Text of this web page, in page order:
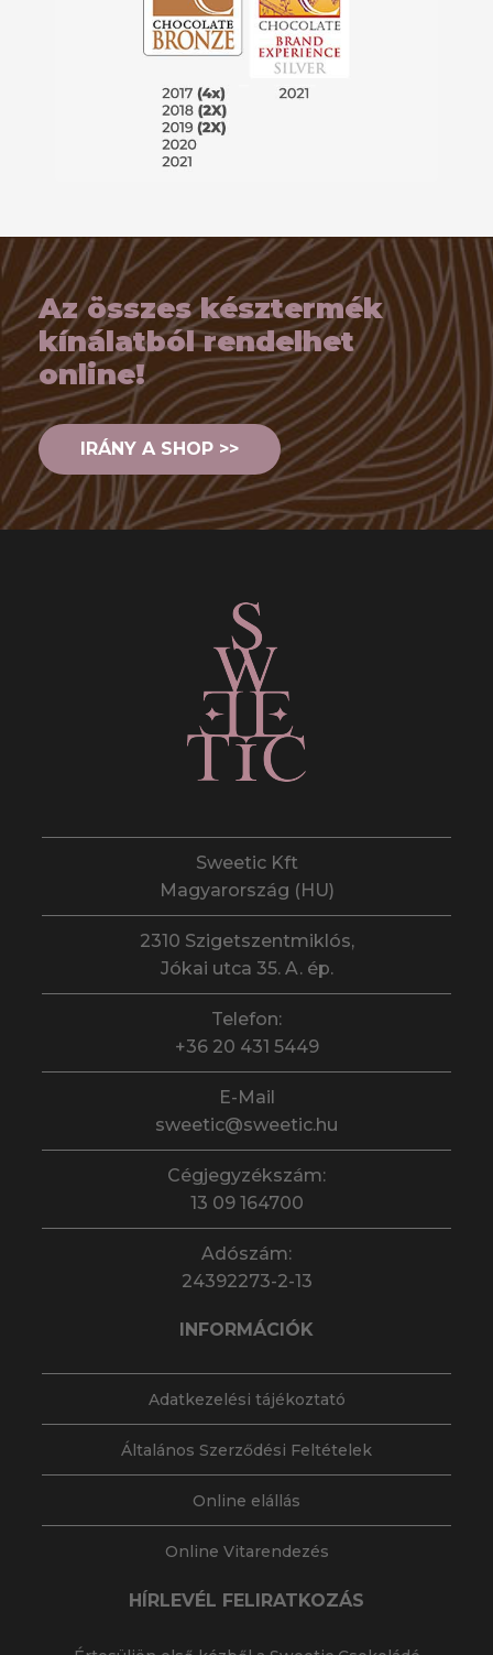
Az összes késztermék
kínálatból rendelhet
online!
IRÁNY A SHOP >>
Sweetic Kft
Magyarország (HU)
2310 Szigetszentmiklós,
Jókai utca 35. A. ép.
Telefon:
+36 20 431 5449
E-Mail
sweetic@sweetic.hu
Cégjegyzékszám:
13 09 164700
Adószám:
24392273-2-13
INFORMÁCIÓK
Adatkezelési tájékoztató
Általános Szerződési Feltételek
Online elállás
Online Vitarendezés
HÍRLEVÉL FELIRATKOZÁS